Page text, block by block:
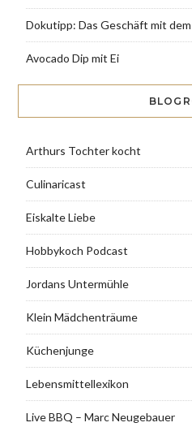
Dokutipp: Das Geschäft mit
Avocado Dip mit Ei
Arthurs Tochter kocht
Culinaricast
Eiskalte Liebe
Hobbykoch Podcast
Jordans Untermühle
Klein Mädchenträume
Küchenjunge
Lebensmittellexikon
Live BBQ – Marc Neugebauer